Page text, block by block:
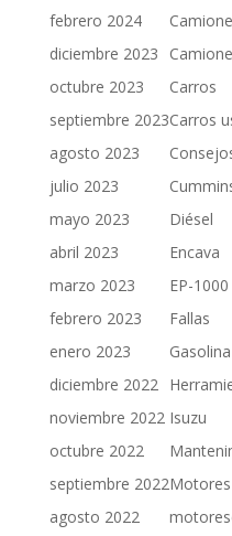
febrero 2024
diciembre 2023
octubre 2023
septiembre 2023
agosto 2023
julio 2023
mayo 2023
abril 2023
marzo 2023
febrero 2023
enero 2023
diciembre 2022
noviembre 2022
octubre 2022
septiembre 2022
agosto 2022
Carros
Carros
Diésel
Encava
EP-1000
Fallas
Gasolina
Isuzu
Motores